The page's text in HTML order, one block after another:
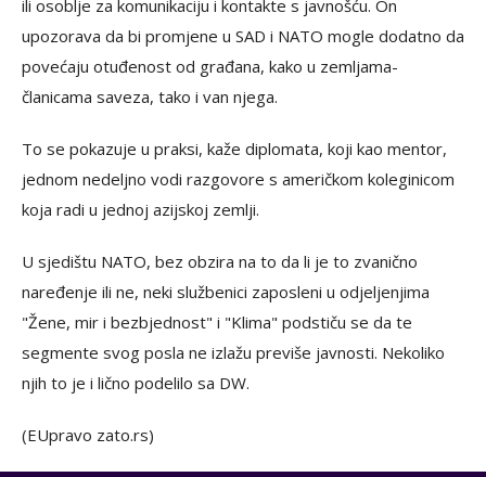
ili osoblje za komunikaciju i kontakte s javnošću. On
upozorava da bi promjene u SAD i NATO mogle dodatno da
povećaju otuđenost od građana, kako u zemljama-
članicama saveza, tako i van njega.
To se pokazuje u praksi, kaže diplomata, koji kao mentor,
jednom nedeljno vodi razgovore s američkom koleginicom
koja radi u jednoj azijskoj zemlji.
U sjedištu NATO, bez obzira na to da li je to zvanično
naređenje ili ne, neki službenici zaposleni u odjeljenjima
"Žene, mir i bezbjednost" i "Klima" podstiču se da te
segmente svog posla ne izlažu previše javnosti. Nekoliko
njih to je i lično podelilo sa DW.
(EUpravo zato.rs)